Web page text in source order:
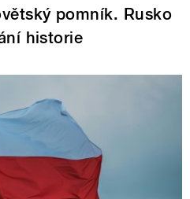
pomník. Rusko
historie